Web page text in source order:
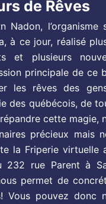
de Rêves
Nadon, l’organisme
à ce jour, réalisé
et plusieurs
principale de ce
les rêves des
des québécois, de
cette magie,
précieux mais
la Friperie virtuelle
232 rue Parent à
permet de
Vous pouvez donc